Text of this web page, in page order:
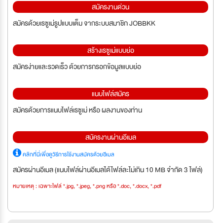
สมัครงานด่วน
สมัครด้วยเรซูเม่รูปแบบเต็ม จากระบบสมาชิก JOBBKK
สร้างเรซูเม่แบบย่อ
สมัครง่ายและรวดเร็ว ด้วยการกรอกข้อมูลแบบย่อ
แนบไฟล์สมัคร
สมัครด้วยการแนบไฟล์เรซูเม่ หรือ ผลงานของท่าน
สมัครงานผ่านอีเมล
คลิกที่นี่เพื่อดูวิธีการใช้งานสมัครด้วยอีเมล
สมัครผ่านอีเมล (แนบไฟล์ผ่านอีเมลได้ไฟล์ละไม่เกิน 10 MB จำกัด 3 ไฟล์)
หมายเหตุ : เฉพาะไฟล์ *.jpg, *.jpeg, *.png หรือ *.doc, *.docx, *.pdf